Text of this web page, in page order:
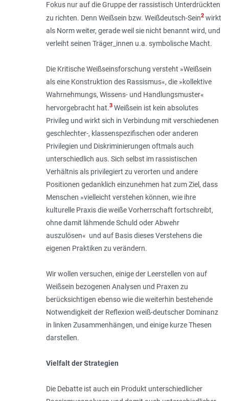
Fokus nur auf die Gruppe der rassistisch Unterdrückten
zu richten. Denn Weißsein bzw. Weißdeutsch-Sein2wirkt
als Norm weiter, gerade weil sie nicht benannt wird, und
verleiht seinen Träger_innen u.a. symbolische Macht.
Die Kritische Weißseinsforschung versteht »Weißsein
als eine Konstruktion des Rassismus«, die »kollektive
Wahrnehmungs, Wissens- und Handlungsmuster«
hervorgebracht hat.3Weißsein ist kein absolutes
Privileg und wirkt sich in Verbindung mit verschiedenen
geschlechter-, klassenspezifischen oder anderen
Privilegien und Diskriminierungen oftmals auch
unterschiedlich aus. Sich selbst im rassistischen
Verhältnis als privilegiert zu verorten und andere
Positionen gedanklich einzunehmen hat zum Ziel, dass
Menschen »vielleicht verstehen können, wie ihre
kulturelle Praxis die weiße Vorherrschaft fortschreibt,
ohne damit lähmende Schuld oder Abwehr
auszulösen« und auf Basis dieses Verstehens die
eigenen Praktiken zu verändern.
Wir wollen versuchen, einige der Leerstellen von auf
Weißsein bezogenen Analysen und Praxen zu
berücksichtigen ebenso wie die weiterhin bestehende
Notwendigkeit der Reflexion weiß-deutscher Dominanz
in linken Zusammenhängen, und einige kurze Thesen
darstellen.
Vielfalt der Strategien
Die Debatte ist auch ein Produkt unterschiedlicher